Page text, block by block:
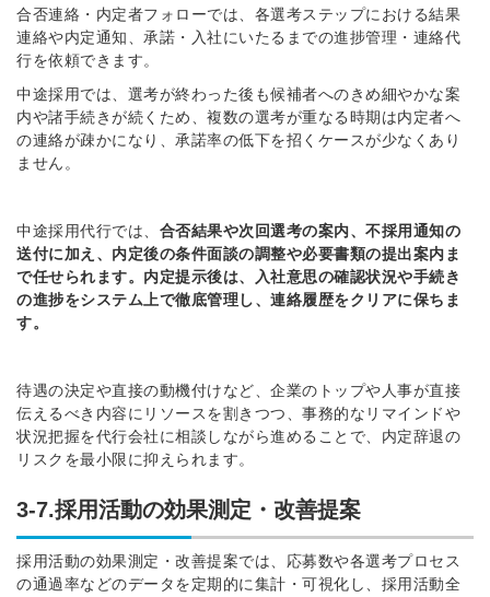
合否連絡・内定者フォローでは、各選考ステップにおける結果
連絡や内定通知、承諾・入社にいたるまでの進捗管理・連絡代
行を依頼できます。
中途採用では、選考が終わった後も候補者へのきめ細やかな案
内や諸手続きが続くため、複数の選考が重なる時期は内定者へ
の連絡が疎かになり、承諾率の低下を招くケースが少なくあり
ません。
中途採用代行では、 合否結果や次回選考の案内、不採用通知の
送付に加え、内定後の条件面談の調整や必要書類の提出案内ま
で任せられます。内定提示後は、入社意思の確認状況や手続き
の進捗をシステム上で徹底管理し、連絡履歴をクリアに保ちま
す。
待遇の決定や直接の動機付けなど、企業のトップや人事が直接
伝えるべき内容にリソースを割きつつ、事務的なリマインドや
状況把握を代行会社に相談しながら進めることで、内定辞退の
リスクを最小限に抑えられます。
3-7.採用活動の効果測定・改善提案
採用活動の効果測定・改善提案では、応募数や各選考プロセス
の通過率などのデータを定期的に集計・可視化し、採用活動全